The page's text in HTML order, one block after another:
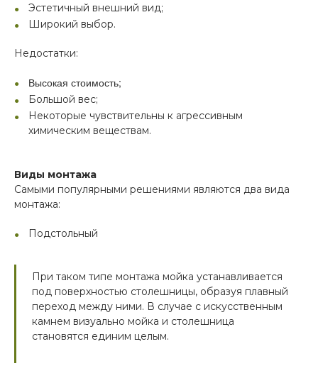
Эстетичный внешний вид;
Широкий выбор.
Недостатки:
Высокая стоимость;
Большой вес;
Некоторые чувствительны к агрессивным
химическим веществам.
Виды монтажа
Самыми популярными решениями являются два вида
монтажа:
Подстольный
При таком типе монтажа мойка устанавливается
под поверхностью столешницы, образуя плавный
переход между ними. В случае с искусственным
камнем визуально мойка и столешница
становятся единим целым.